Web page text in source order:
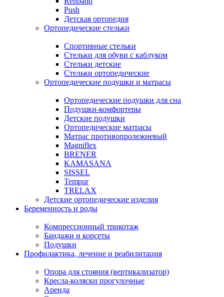
Push
Детская ортопедия
Ортопедические стельки
Спортивные стельки
Стельки для обуви с каблуком
Стельки детские
Стельки ортопедические
Ортопедические подушки и матрасы
Ортопедические подушки для сна
Подушки-комфортеры
Детские подушки
Ортопедические матрасы
Матрас противопролежневый
Magniflex
BRENER
KAMASANA
SISSEL
Tempur
TRELAX
Детские ортопедические изделия
Беременность и роды
Компрессионный трикотаж
Бандажи и корсеты
Подушки
Профилактика, лечение и реабилитация
Опора для стояния (вертикализатор)
Кресла-коляски прогулочные
Аренда